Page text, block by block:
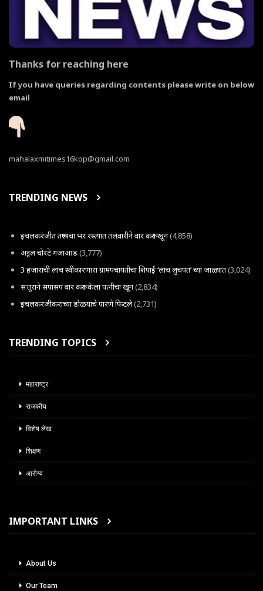
Thanks for reaching here
If you have queries regarding contents please write on below
email
mahalaxmitimes16kop@gmail.com
TRENDING NEWS
इचलकरंजीत तरूणाचा भर रस्त्यात तलवारीने वार करून खून(4,858)
अट्टल चोरटे गजाआड(3,777)
3 हजाराची लाच स्वीकारणारा ग्रामपंचायतीचा शिपाई ‘लाच लुचपत’ च्या जाळ्यात(3,024)
सत्तूराने सपासप वार करून केला पत्नीचा खून(2,834)
इचलकरंजीकरांच्या डोळयाचे पारणे फिटले(2,731)
TRENDING TOPICS
महाराष्ट्र
राजकीय
विशेष लेख
शिक्षण
आरोग्य
IMPORTANT LINKS
About Us
Our Team